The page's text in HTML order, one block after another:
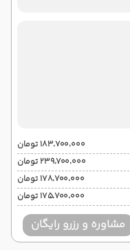
۱۸۳٬۷۰۰٬۰۰۰ تومان
۲۳۹٬۷۰۰٬۰۰۰ تومان
۱۷۸٬۷۰۰٬۰۰۰ تومان
۱۷۵٬۷۰۰٬۰۰۰ تومان
مشاوره و رزرو رایگان